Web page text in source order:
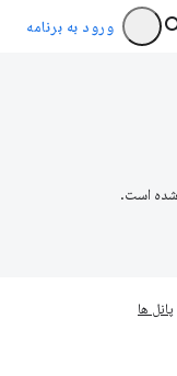
ورود به برنامه
است.
پانل ها